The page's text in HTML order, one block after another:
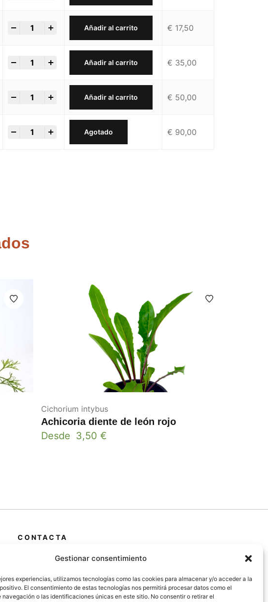
Gestionar consentimiento
experiencias, utilizamos tecnologías como las cookies para almacenar y/o acceder a la
El consentimiento de estas tecnologías nos permitirá procesar datos como el
navegación o las identificaciones únicas en este sitio. No consentir o retirar el
Añadir al carrito € 17,50
Añadir al carrito € 35,00
Añadir al carrito € 50,00
Agotado € 90,00
Cichorium intybus
Achicoria diente de león rojo
Desde 3,50 €
CONTACTA
(Lérida)
info@jardipamies.com